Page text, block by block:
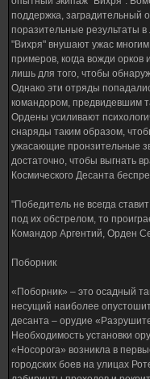
поддержка, заградительный
поразительные результаты
"Вихря" внушают ужас
примеров, когда вожди
лишь для того, чтобы
Однако эти отряды
командором, предвидевшим
Ордены усиливают
снаряды таким образом,
ужасающие пронзительные
достаточно, чтобы выгнать
Космического Десанта
"Победитель не всегда
под их обстрелом, то
Командор Аргентий, Орден
Поборник
«Поборник» – это осадный
несущий наиболее
десанта – орудие
Необходимость установки
«Носорога» возникла в
городских боев на улицах